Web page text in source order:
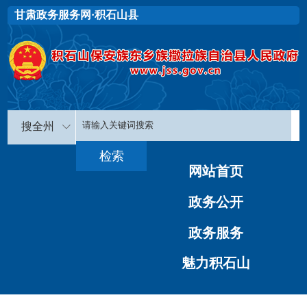
甘肃政务服务网·积石山县
搜全州
网站首页
政务公开
政务服务
魅力积石山